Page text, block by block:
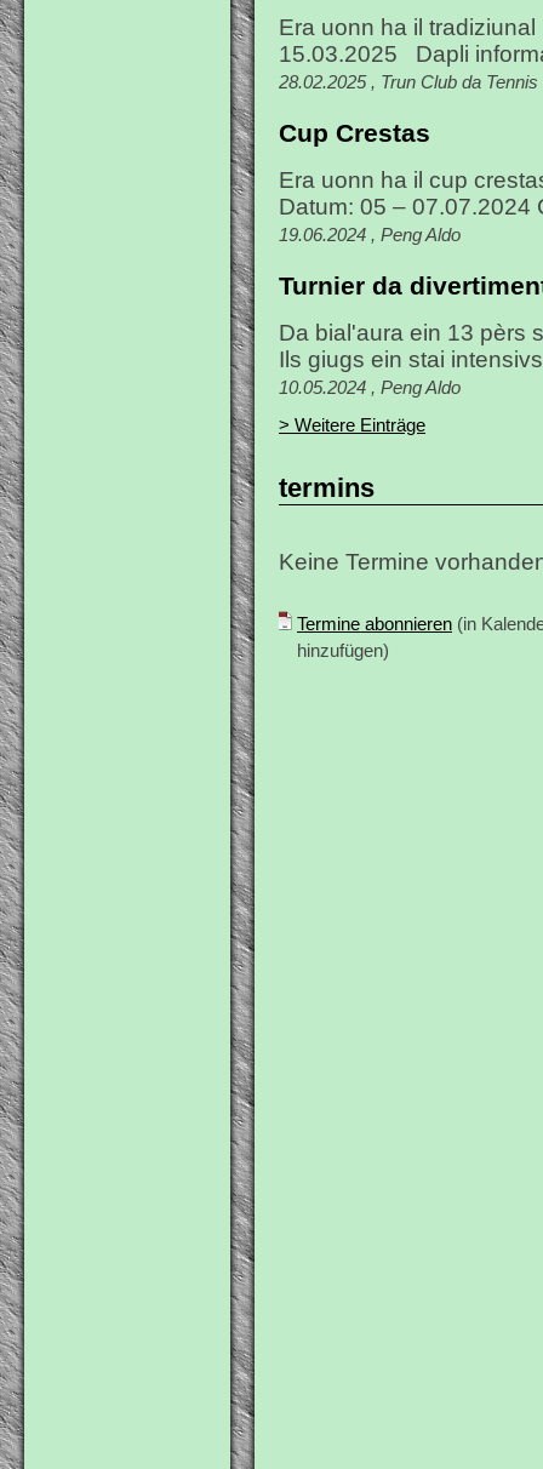
Era uonn ha il
15.03.2025 Dapli
28.02.2025 , Trun Club da Tennis
Cup Crestas
Era uonn ha il cup
Datum: 05 – 07.07.2024
19.06.2024 , Peng Aldo
Turnier da
Da bial'aura ein 13 pèrs
Ils giugs ein stai
10.05.2024 , Peng Aldo
> Weitere Einträge
termins
Keine Termine
Termine abonnieren (in
hinzufügen)